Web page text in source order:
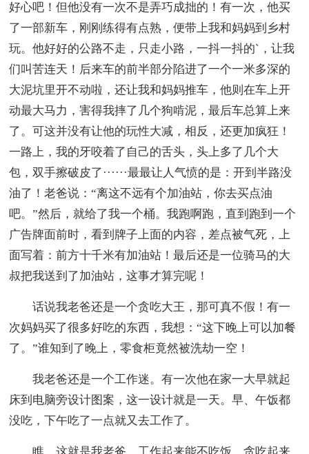
好心吧！但他没有一次不是弄巧成拙的！有一次，他买
了一部新车，刚刚练得有点熟，便带上我和妈妈到乡村
玩。他好好的公路不走，只走小路，一抖一抖的`，让我
们叫苦连天！后来车的前半部分陷进了一个一米多深的
大泥坑里开不动啦，还让我和妈妈推车，他则在车上开
动最大马力，害得我摔了几个狗啃泥，最后车总算上来
了。可这并没有让他的玩性大减，相反，还更加疯狂！
一路上，我的牙咬着了自己的舌头，头上多了几个大
包，双手擦破皮了······最最让人气愤的是：开到半路没
油了！老爸说：“离这不远有个加油站，你去买点油
吧。”然后，就给了我一个桶。我跑啊跑，直到跑到一个
广告牌面前时，看到牌子上面的内容，差点被气死，上
面写着：前方十千米有加油站！最后还是一位骑马的大
叔把我送到了加油站，这事才算完呢！
话说我老爸还是一个贪吃大王，那可真不假！有一
次妈妈买了很多好吃的东西，我想：“这下晚上可以加餐
了。”谁知到了晚上，零食柜竟然被洗劫一空！
我老爸还是一个工作迷。有一次他在家一大早就起
床到电脑旁设计图案，这一设计就是一天。早、午饭都
没吃，下午吃了一点就又去工作了。